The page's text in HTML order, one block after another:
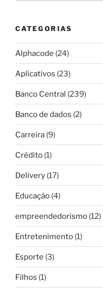
CATEGORIAS
Alphacode (24)
Aplicativos (23)
Banco Central (239)
Banco de dados (2)
Carreira (9)
Crédito (1)
Delivery (17)
Educação (4)
empreendedorismo (12)
Entretenimento (1)
Esporte (3)
Filhos (1)